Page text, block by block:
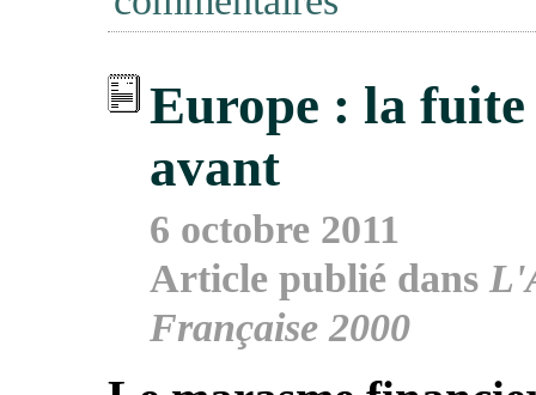
Europe : la fuite
avant
6 octobre 2011
Article publié dans
Française 2000